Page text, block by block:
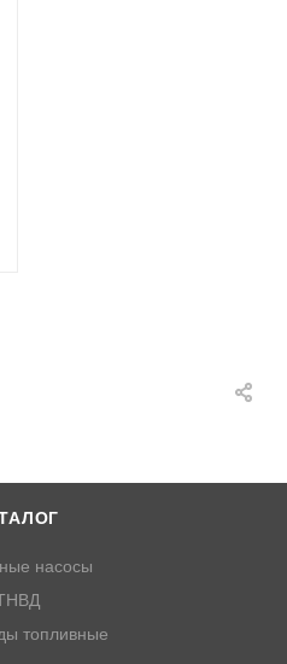
насосы
топливные